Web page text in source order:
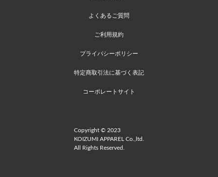
よくあるご質問
ご利用規約
プライバシーポリシー
特定商取引法に基づく表記
コーポレートサイト
Copyright © 2023
KOIZUMI APPAREL Co.,ltd.
All Rights Reserved.